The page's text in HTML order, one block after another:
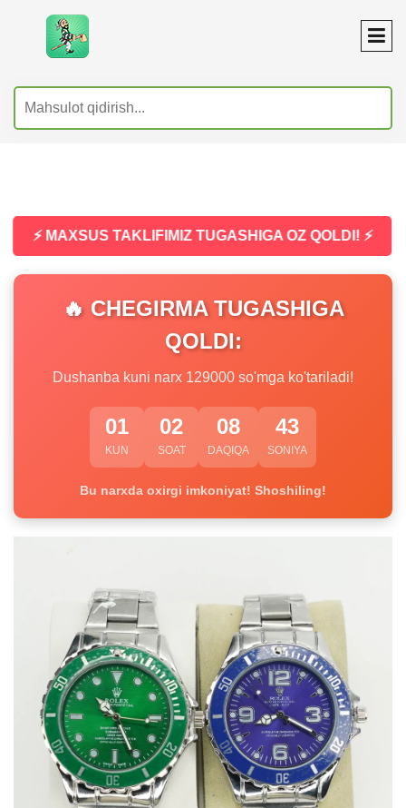
⚡ MAXSUS TAKLIFIMIZ TUGASHIGA OZ QOLDI! ⚡
🔥 CHEGIRMA TUGASHIGA
QOLDI:
Dushanba kuni narx 129000 so'mga ko'tariladi!
01
KUN
02
SOAT
08
DAQIQA
42
SONIYA
Bu narxda oxirgi imkoniyat! Shoshiling!